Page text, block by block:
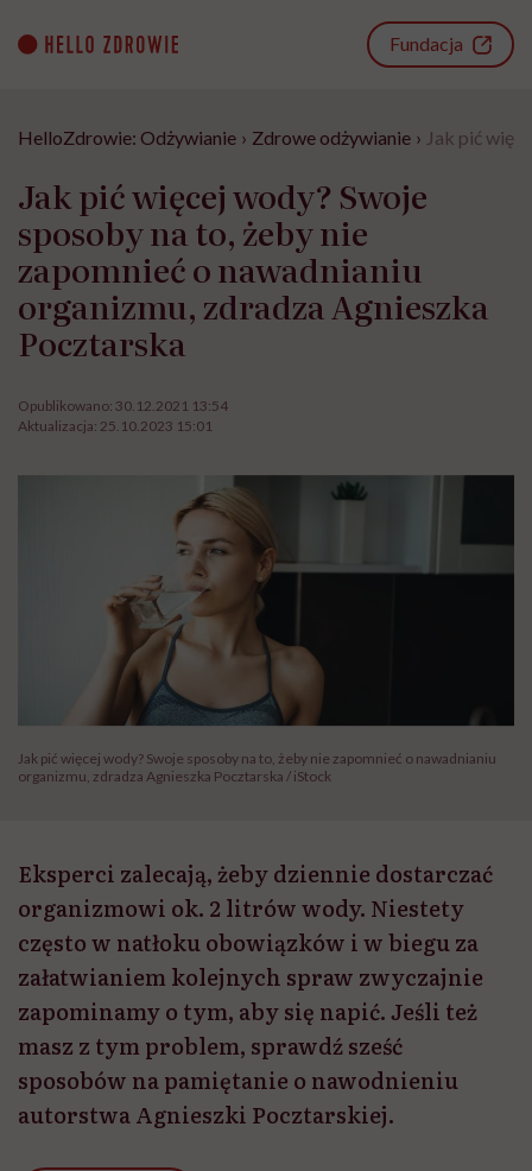
content
Fundacja
HelloZdrowie: Odżywianie › Zdrowe odżywianie › Jak pić
Jak pić więcej wody? Swoje
sposoby na to, żeby nie
zapomnieć o nawadnianiu
organizmu, zdradza Agnieszka
Pocztarska
Opublikowano: 30.12.2021 13:54
Aktualizacja: 25.10.2023 15:01
Jak pić więcej wody? Swoje sposoby na to, żeby nie zapomnieć o nawadnianiu
organizmu, zdradza Agnieszka Pocztarska / iStock
Eksperci zalecają, żeby dziennie dostarczać
organizmowi ok. 2 litrów wody. Niestety
często w natłoku obowiązków i w biegu za
załatwianiem kolejnych spraw zwyczajnie
zapominamy o tym, aby się napić. Jeśli też
masz z tym problem, sprawdź sześć
sposobów na pamiętanie o nawodnieniu
autorstwa Agnieszki Pocztarskiej.